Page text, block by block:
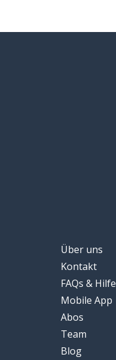
Über uns
Kontakt
FAQs & Hilfe
Mobile App
Abos
Team
Blog